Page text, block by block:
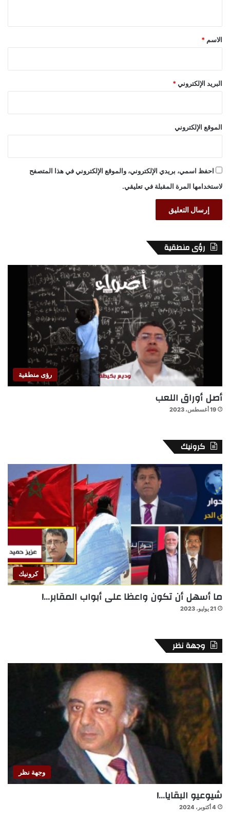
*
الاسم *
البريد الإلكتروني *
الموقع الإلكتروني
احفظ اسمي، بريدي الإلكتروني، والموقع الإلكتروني في هذا المتصفح
لاستخدامها المرة المقبلة في تعليقي.
رؤى منطقية
رؤى منطقية
أصل أوراق اللعب
19 أغسطس، 2023
كرونيك
كرونيك
ما أسهل أن تكون واعظا على أبواب المقابر…!
21 يوليو، 2023
وجهة نظر
وجهة نظر
شيوعيو البقايا…!
4 أكتوبر، 2024